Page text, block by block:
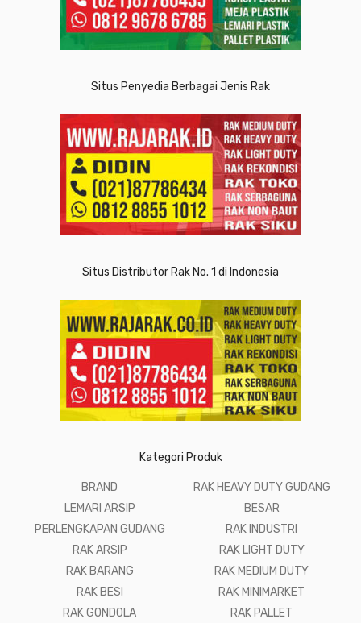
Situs Penyedia Berbagai Jenis Rak
Situs Distributor Rak No. 1 di Indonesia
Kategori Produk
BRAND
LEMARI ARSIP
PERLENGKAPAN GUDANG
RAK ARSIP
RAK BARANG
RAK BESI
RAK GONDOLA
RAK HEAVY DUTY GUDANG
BESAR
RAK INDUSTRI
RAK LIGHT DUTY
RAK MEDIUM DUTY
RAK MINIMARKET
RAK PALLET